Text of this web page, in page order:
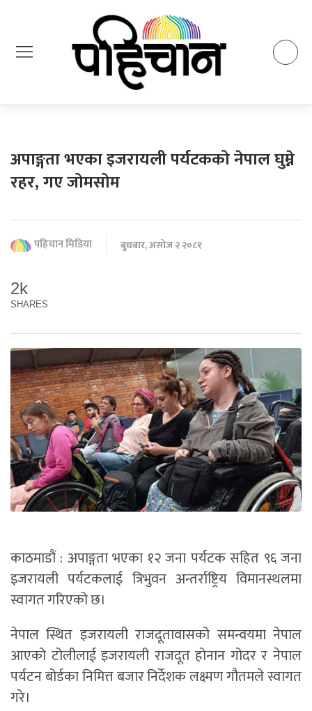
अपाङ्गता भएका इजरायली पर्यटकको नेपाल घुम्ने
रहर, गए जोमसोम
पहिचान मिडिया बुधबार, असोज २ २०८१
2k
SHARES
काठमाडौं : अपाङ्गता भएका १२ जना पर्यटक सहित ९६ जना
इजरायली पर्यटकलाई त्रिभुवन अन्तर्राष्ट्रिय विमानस्थलमा
स्वागत गरिएको छ।
नेपाल स्थित इजरायली राजदूतावासको समन्वयमा नेपाल
आएको टोलीलाई इजरायली राजदूत होनान गोदर र नेपाल
पर्यटन बोर्डका निमित्त बजार निर्देशक लक्ष्मण गौतमले स्वागत
गरे।